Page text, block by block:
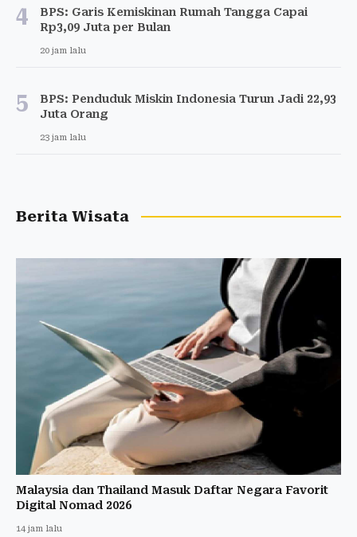
4
BPS: Garis Kemiskinan Rumah Tangga Capai
Rp3,09 Juta per Bulan
20 jam lalu
5
BPS: Penduduk Miskin Indonesia Turun Jadi 22,93
Juta Orang
23 jam lalu
Berita Wisata
Malaysia dan Thailand Masuk Daftar Negara Favorit
Digital Nomad 2026
14 jam lalu